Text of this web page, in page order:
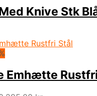
kr..
er:
9.495,00 kr..
Knive Stk
Emhætte